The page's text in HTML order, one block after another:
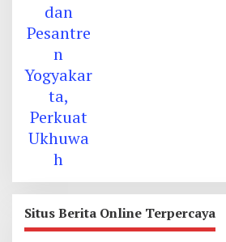
Situs Berita Online Terpercaya